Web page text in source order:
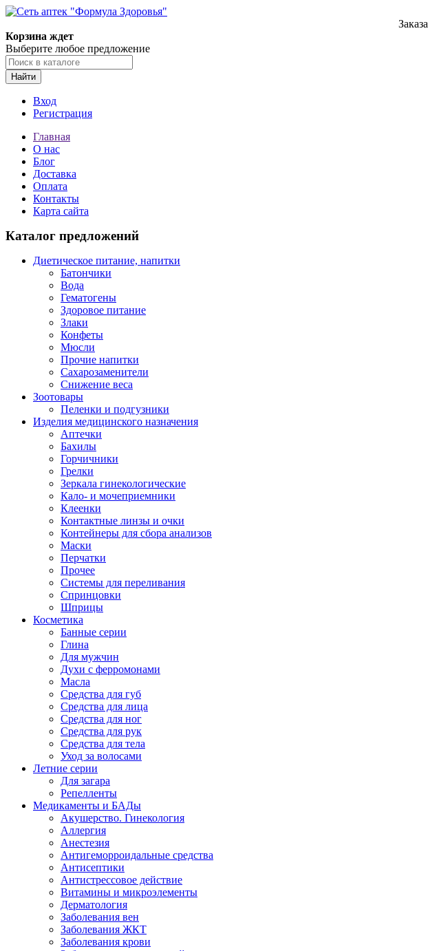
Корзина ждет
Выберите любое предложение
Найти
Вход
Регистрация
Главная
О нас
Блог
Доставка
Оплата
Контакты
Карта сайта
Каталог предложений
Диетическое питание, напитки
Батончики
Вода
Гематогены
Здоровое питание
Злаки
Конфеты
Мюсли
Прочие напитки
Сахарозаменители
Снижение веса
Зоотовары
Пеленки и подгузники
Изделия медицинского назначения
Аптечки
Бахилы
Горчичники
Грелки
Зеркала гинекологические
Кало- и мочеприемники
Клеенки
Контактные линзы и очки
Контейнеры для сбора анализов
Маски
Перчатки
Прочее
Системы для переливания
Спринцовки
Шприцы
Косметика
Банные серии
Глина
Для мужчин
Духи с ферромонами
Масла
Средства для губ
Средства для лица
Средства для ног
Средства для рук
Средства для тела
Уход за волосами
Летние серии
Для загара
Репелленты
Медикаменты и БАДы
Акушерство. Гинекология
Аллергия
Анестезия
Антигеморроидальные средства
Антисептики
Антистрессовое действие
Витамины и микроэлементы
Дерматология
Заболевания вен
Заболевания ЖКТ
Заболевания крови